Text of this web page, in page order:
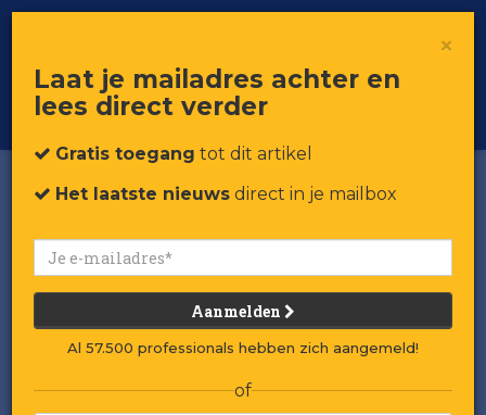
Voor professionals in retail & brands
Toggle
×
Laat je mailadres achter en
lees direct verder
Gratis toegang tot dit artikel
Het laatste nieuws direct in je mailbox
Aanmelden
Al 57.500 professionals hebben zich aangemeld!
of